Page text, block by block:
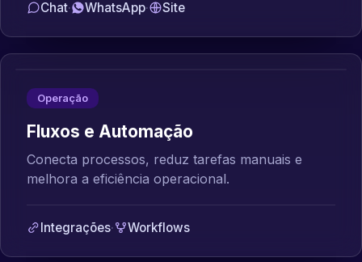
Chat· WhatsApp· Site
Operação
Fluxos e Automação
Conecta processos, reduz tarefas manuais e
melhora a eficiência operacional.
Integrações· Workflows